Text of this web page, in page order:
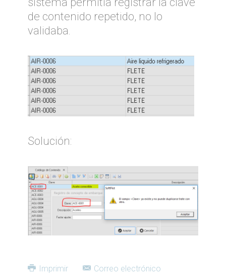
de contenido repetido, no lo
validaba.
Solución:
Imprimir Correo electrónico